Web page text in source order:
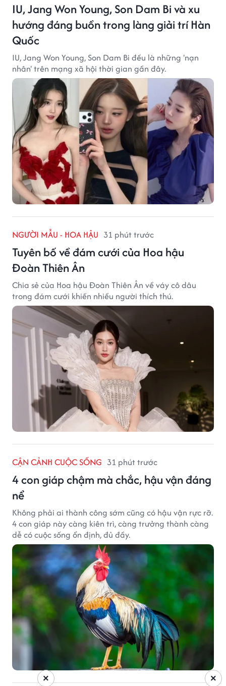
IU, Jang Won Young, Son Dam Bi và xu
hướng đáng buồn trong làng giải trí Hàn
Quốc
IU, Jang Won Young, Son Dam Bi đều là những 'nạn
nhân' trên mạng xã hội thời gian gần đây.
NGƯỜI MẪU - HOA HẬU 31 phút trước
Tuyên bố về đám cưới của Hoa hậu
Đoàn Thiên Ân
Chia sẻ của Hoa hậu Đoàn Thiên Ân về váy cô dâu
trong đám cưới khiến nhiều người thích thú.
CẬN CẢNH CUỘC SỐNG 31 phút trước
4 con giáp chậm mà chắc, hậu vận đáng
nể
Không phải ai thành công sớm cũng có hậu vận rực rỡ.
4 con giáp này càng kiên trì, càng trưởng thành càng
dễ có cuộc sống ổn định, đủ đầy.
×
×